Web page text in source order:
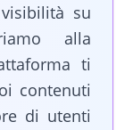
su
alla
ti
contenuti
di utenti